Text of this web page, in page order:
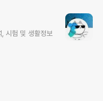
시험 및 생활정보